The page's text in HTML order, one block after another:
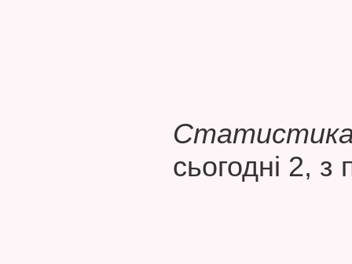
Статистика
сьогодні 2, з